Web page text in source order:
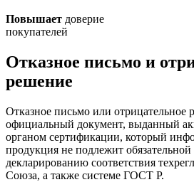
Повышает доверие
покупателей
Отказное письмо и
решение
Отказное письмо или
официальный документ, выданный
органом сертификации, который
продукция не подлежит
декларированию соответствия
Союза, а также системе ГОСТ Р.